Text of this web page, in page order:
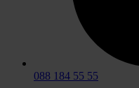
088 184 55 55